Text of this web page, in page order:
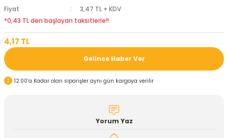
Fiyat
3,47 TL + KDV
*0,43 TL den başlayan taksitlerle!!
4,17 TL
Gelince Haber Ver
12:00’a Kadar olan siparişler aynı gün kargoya verilir
Yorum Yaz